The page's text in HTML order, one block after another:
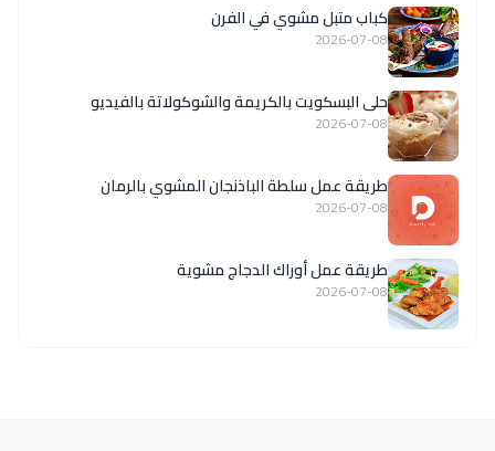
كباب متبل مشوي في الفرن
2026-07-08
حلى البسكويت بالكريمة والشوكولاتة بالفيديو
2026-07-08
طريقة عمل سلطة الباذنجان المشوي بالرمان
2026-07-08
طريقة عمل أوراك الدجاج مشوية
2026-07-08